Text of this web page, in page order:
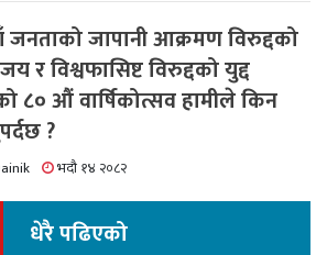
जनताको जापानी आक्रमण विरुद्दको
र विश्वफासिष्ट विरुद्दको युद्द
८० औं वार्षिकोत्सव हामीले किन
?
भदौ १४ २०८२
धेरै पढिएको